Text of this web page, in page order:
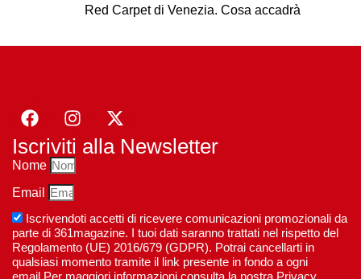
Red Carpet di Venezia. Cosa accadrà
Iscriviti alla Newsletter
Nome
Email
Iscrivendoti accetti di ricevere comunicazioni promozionali da
parte di 361magazine. I tuoi dati saranno trattati nel rispetto del
Regolamento (UE) 2016/679 (GDPR). Potrai cancellarti in
qualsiasi momento tramite il link presente in fondo a ogni
email.Per maggiori informazioni consulta la nostra Privacy